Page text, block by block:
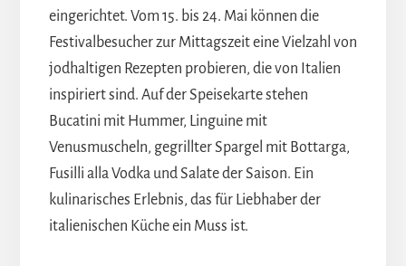
eingerichtet. Vom 15. bis 24. Mai können die
Festivalbesucher zur Mittagszeit eine Vielzahl von
jodhaltigen Rezepten probieren, die von Italien
inspiriert sind. Auf der Speisekarte stehen
Bucatini mit Hummer, Linguine mit
Venusmuscheln, gegrillter Spargel mit Bottarga,
Fusilli alla Vodka und Salate der Saison. Ein
kulinarisches Erlebnis, das für Liebhaber der
italienischen Küche ein Muss ist.